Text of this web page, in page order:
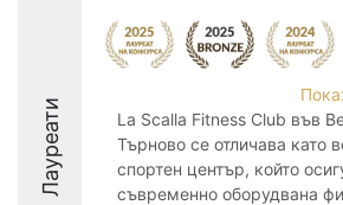
Лауреати
La Scalla Fitness Club във
Търново се отличава като
спортен център, който
съвременно оборудвана